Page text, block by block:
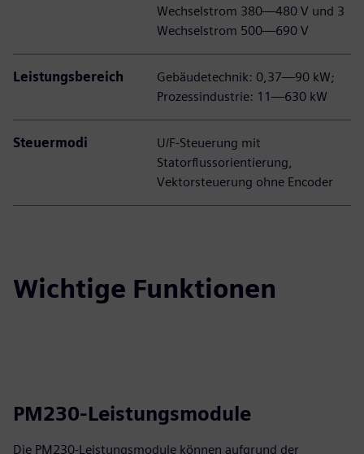
Wechselstrom 380—480 V und 3
Wechselstrom 500—690 V
Leistungsbereich
Gebäudetechnik: 0,37—90 kW;
Prozessindustrie: 11—630 kW
Steuermodi
U/F-Steuerung mit
Statorflussorientierung,
Vektorsteuerung ohne Encoder
Wichtige Funktionen
PM230-Leistungsmodule
Die PM230-Leistungsmodule können aufgrund der